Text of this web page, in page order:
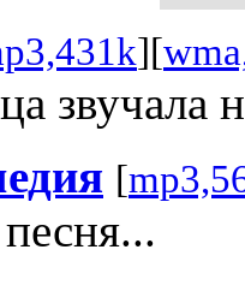
][
звучала
[